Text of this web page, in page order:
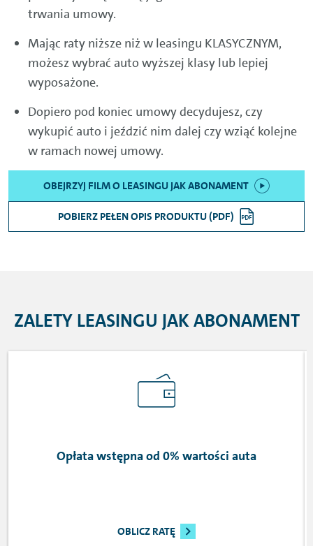
trwania umowy.
Mając raty niższe niż w leasingu KLASYCZNYM,
możesz wybrać auto wyższej klasy lub lepiej
wyposażone.
Dopiero pod koniec umowy decydujesz, czy
wykupić auto i jeździć nim dalej czy wziąć kolejne
w ramach nowej umowy.
OBEJRZYJ FILM O LEASINGU JAK ABONAMENT
POBIERZ PEŁEN OPIS PRODUKTU (PDF)
ZALETY LEASINGU JAK ABONAMENT
Opłata wstępna od 0% wartości auta
OBLICZ RATĘ